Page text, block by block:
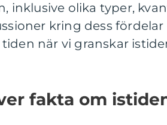
inklusive olika typer,
kring dess
när vi granskar
fakta om